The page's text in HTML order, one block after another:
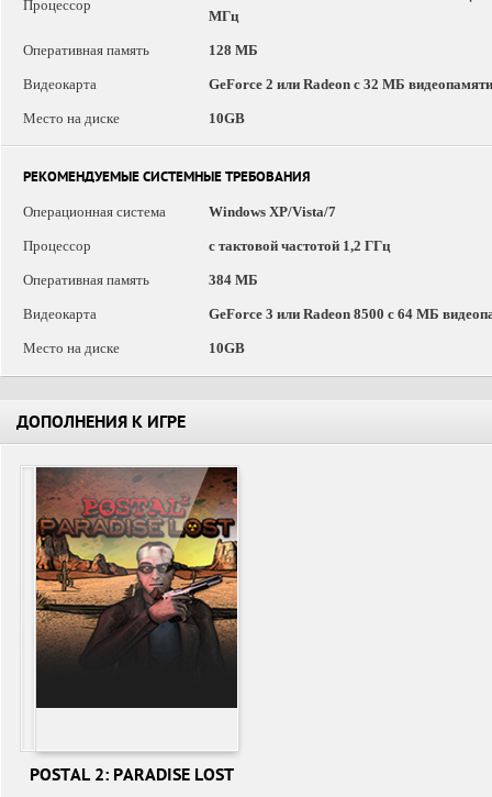
Процессор
МГц
Оперативная память 128 МБ
Видеокарта GeForce 2 или Radeon с 32 МБ видеопамяти
Место на диске 10GB
РЕКОМЕНДУЕМЫЕ СИСТЕМНЫЕ ТРЕБОВАНИЯ
Операционная система
Windows XP/Vista/7
Процессор с тактовой частотой 1,2 ГГц
Оперативная память 384 МБ
Видеокарта GeForce 3 или Radeon 8500 с 64 МБ
Место на диске 10GB
ДОПОЛНЕНИЯ К ИГРЕ
POSTAL 2: PARADISE LOST